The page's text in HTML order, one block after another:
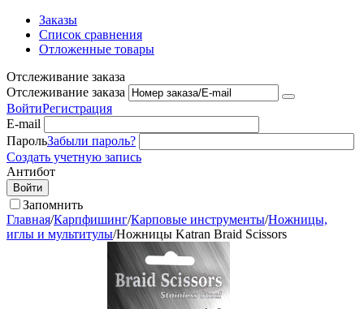
Заказы
Список сравнения
Отложенные товары
Отслеживание заказа
Отслеживание заказа
ВойтиРегистрация
E-mail
ПарольЗабыли пароль?
Создать учетную запись
Антибот
Войти
Запомнить
Главная/Карпфишинг/Карповые инструменты/Ножницы,
иглы и мультитулы/Ножницы Katran Braid Scissors